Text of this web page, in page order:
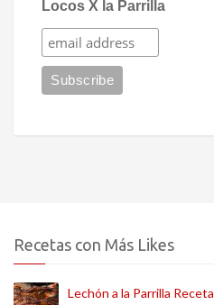
Locos X la Parrilla
Recetas con Más Likes
Lechón a la Parrilla Receta